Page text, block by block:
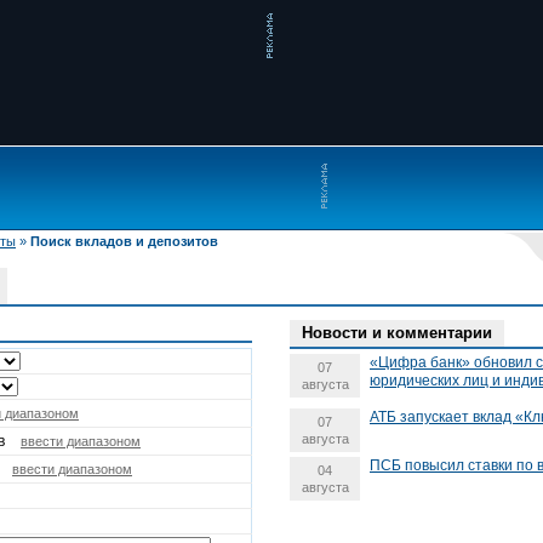
» Поиск вкладов и депозитов
диапазоном
ввести диапазоном
ввести диапазоном
Новости и комментарии
07
августа
«Цифра банк» обновил
юридических лиц и
07
августа
АТБ запускает вклад
04
августа
ПСБ повысил ставки по